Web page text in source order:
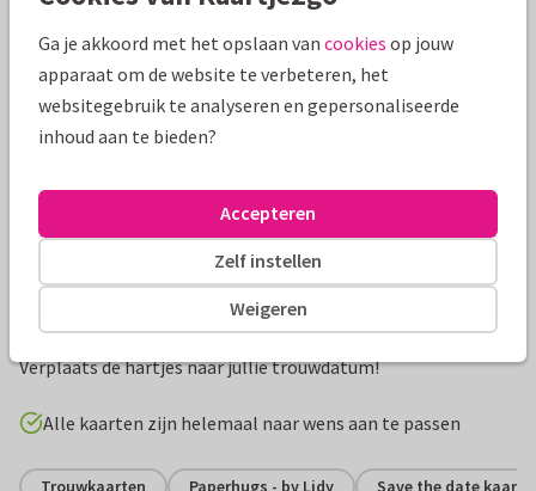
Productinformatie
Stijlvolle trouwkaart met gouden letters, kalender en foto.
Verplaats de hartjes naar jullie trouwdatum!
Alle kaarten zijn helemaal naar wens aan te passen
Trouwkaarten Paperhugs - by Lidy Save the date
Ga je akkoord met het opslaan van cookies op jouw
apparaat om de website te verbeteren, het
websitegebruik te analyseren en gepersonaliseerde
inhoud aan te bieden?
Weigeren
Zelf instellen
Accepteren